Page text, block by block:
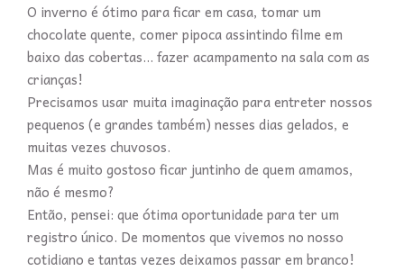
O inverno é ótimo para ficar em casa, tomar um
chocolate quente, comer pipoca assintindo filme em
baixo das cobertas... fazer acampamento na sala com as
crianças!
Precisamos usar muita imaginação para entreter nossos
pequenos (e grandes também) nesses dias gelados, e
muitas vezes chuvosos.
Mas é muito gostoso ficar juntinho de quem amamos,
não é mesmo?
Então, pensei: que ótima oportunidade para ter um
registro único. De momentos que vivemos no nosso
cotidiano e tantas vezes deixamos passar em branco!